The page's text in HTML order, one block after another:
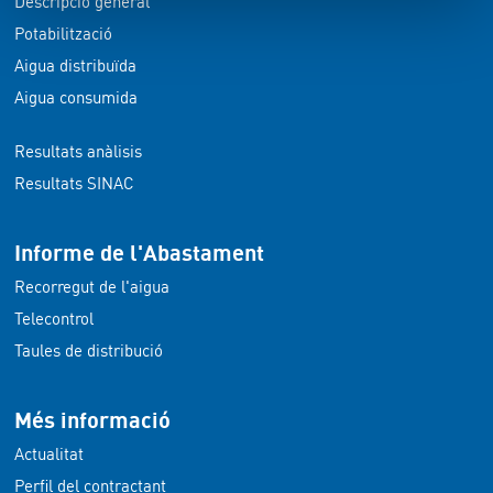
Potabilització
Aigua distribuïda
Aigua consumida
Resultats anàlisis
Resultats SINAC
Informe de l'Abastament
Recorregut de l'aigua
Telecontrol
Taules de distribució
Més informació
Actualitat
Perfil del contractant